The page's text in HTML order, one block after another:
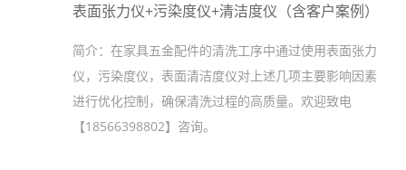
表面张力仪+污染度仪+清洁度仪（含客户案例）
简介： 在家具五金配件的清洗工序中通过使用表面张力
仪，污染度仪，表面清洁度仪对上述几项主要影响因素
进行优化控制，确保清洗过程的高质量。欢迎致电
【18566398802】咨询。